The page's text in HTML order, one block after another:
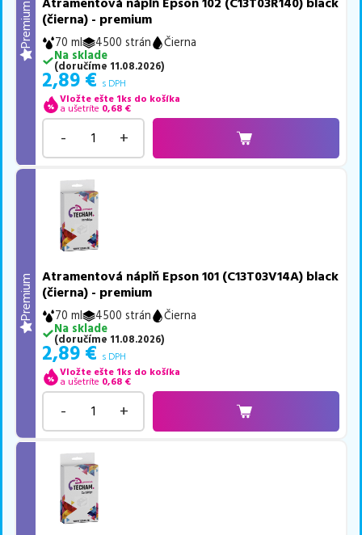
Premium
(čierna) - premium
70 ml 4500 strán
Čierna
Na sklade
(doručíme 11.08.2026)
2,89 € s DPH
Vložte ešte 1ks do košíka
a ušetríte 0,68 €
- +
Premium
Atramentová náplň Epson 101 (C13T03V14A) black
(čierna) - premium
70 ml 4500 strán
Čierna
Na sklade
(doručíme 11.08.2026)
2,89 € s DPH
Vložte ešte 1ks do košíka
a ušetríte 0,68 €
- +